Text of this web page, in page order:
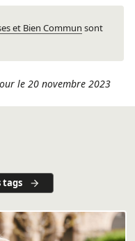
et Bien Commun sont
le 20 novembre 2023
tags